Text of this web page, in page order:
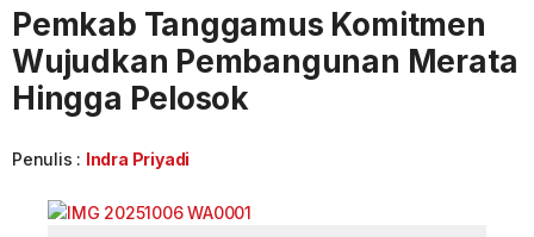
Pemkab Tanggamus Komitmen
Wujudkan Pembangunan Merata
Hingga Pelosok
Penulis : Indra Priyadi